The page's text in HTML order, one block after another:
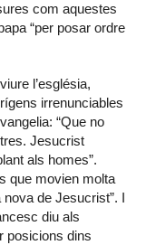
com aquestes
“per posar ordre
l’església,
irrenunciables
“Que no
Jesucrist
als homes”.
que movien molta
de Jesucrist”. I
diu als
posicions dins